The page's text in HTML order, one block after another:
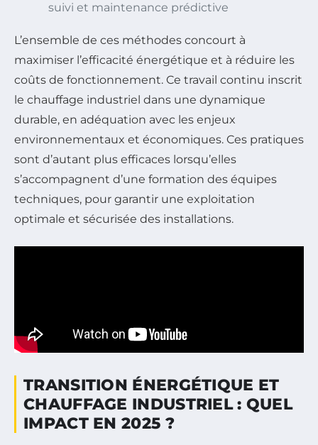
suivi et maintenance prédictive
L’ensemble de ces méthodes concourt à
maximiser l’efficacité énergétique et à réduire les
coûts de fonctionnement. Ce travail continu inscrit
le chauffage industriel dans une dynamique
durable, en adéquation avec les enjeux
environnementaux et économiques. Ces pratiques
sont d’autant plus efficaces lorsqu’elles
s’accompagnent d’une formation des équipes
techniques, pour garantir une exploitation
optimale et sécurisée des installations.
TRANSITION ÉNERGÉTIQUE ET
CHAUFFAGE INDUSTRIEL : QUEL
IMPACT EN 2025 ?